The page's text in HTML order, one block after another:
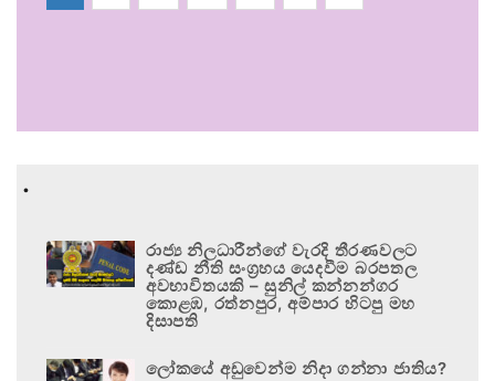
.
රාජ්‍ය නිලධාරීන්ගේ වැරදි තීරණවලට
දණ්ඩ නීති සංග්‍රහය යෙදවීම බරපතල
අවභාවිතයකි – සුනිල් කන්නන්ගර
කොළඹ, රත්නපුර, අම්පාර හිටපු මහ
දිසාපති
ලෝකයේ අඩුවෙන්ම නිදා ගන්නා ජාතිය?